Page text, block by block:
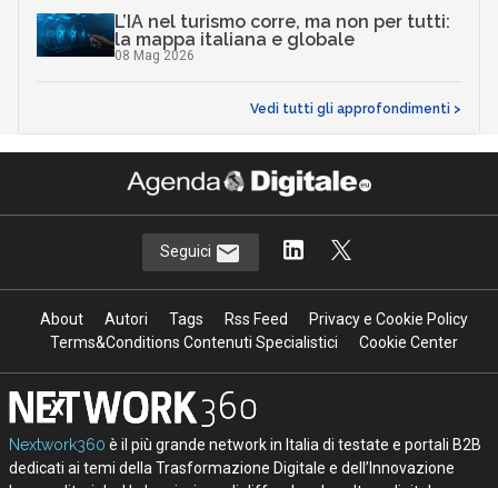
L’IA nel turismo corre, ma non per tutti:
la mappa italiana e globale
08 Mag 2026
Vedi tutti gli approfondimenti >
Seguici
About Autori Tags Rss Feed
Privacy e Cookie Policy
Terms&Conditions Contenuti Specialistici
Cookie Center
Nextwork360 è il più grande network in Italia di testate e portali B2B
dedicati ai temi della Trasformazione Digitale e dell’Innovazione